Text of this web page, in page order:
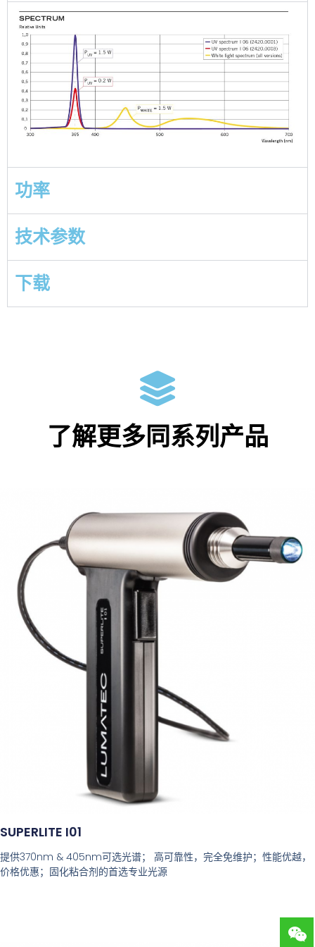
功率
技术参数
下载
了解更多同系列产品
SUPERLITE I01
提供370nm & 405nm可选光谱； 高可靠性，完全免维护；性能优越，
价格优惠；固化粘合剂的首选专业光源